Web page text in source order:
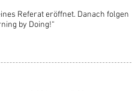
Referat eröffnet. Danach folgen
by Doing!“